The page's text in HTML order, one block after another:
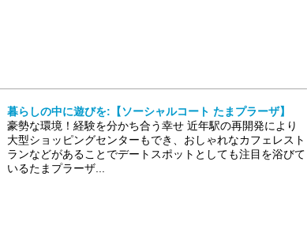
暮らしの中に遊びを:【ソーシャルコート たまプラーザ】
豪勢な環境！経験を分かち合う幸せ 近年駅の再開発により
大型ショッピングセンターもでき、おしゃれなカフェレスト
ランなどがあることでデートスポットとしても注目を浴びて
いるたまプラーザ...